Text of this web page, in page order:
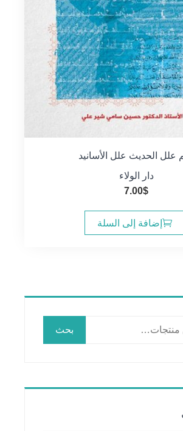
علل الحديث علل الأسانيد
دار الولاء
7.00$
إضافة إلى السلة
بحث